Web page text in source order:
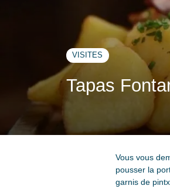
VISITES
Tapas
Vous vous
pousser la
garnis de